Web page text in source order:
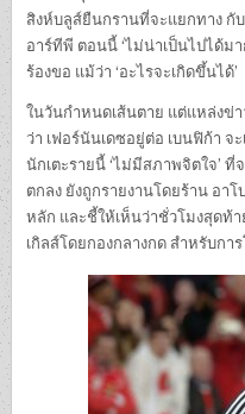
สิงห์บลูส์ยืนกรานที่จะแยกทาง กั
อาร์ทีพี ตอนนี้ ‘ไม่น่าเป็นไปได้ม
ร้องขอ แม้ว่า ‘อะไรจะเกิดขึ้นได้’
ในวันกําหนดเส้นตาย แต่แหล่งข่
ว่า เฟอร์นันเดซอยู่ต่อ เบนฟิก้า จ
นักเตะรายนี้ ‘ไม่มีสภาพจิตใจ’
ตกลง ยังถูกรายงานโดยร้าน อา
หลัก และชี้ให้เห็นว่าชั่วโมงสุดท้า
เกิลส์โดยกองกลางกด สําหรับกา